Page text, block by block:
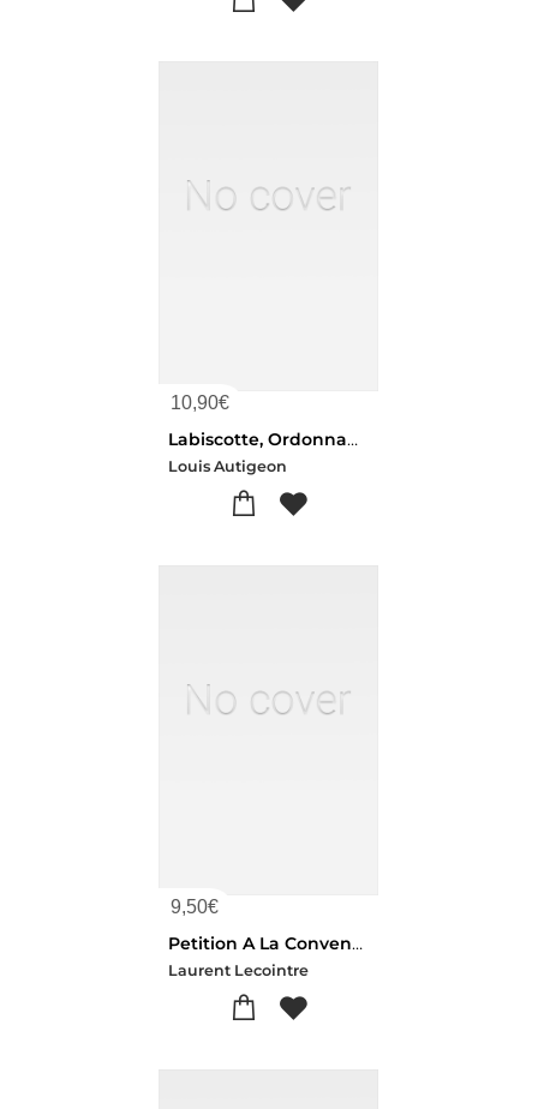
10,90€
Labiscotte, Ordonnance, Piece Militaire En Un Acte
Louis Autigeon
9,50€
Petition A La Convention Nationale Pour Jean-pierre Le Cointre L'aine
Laurent Lecointre